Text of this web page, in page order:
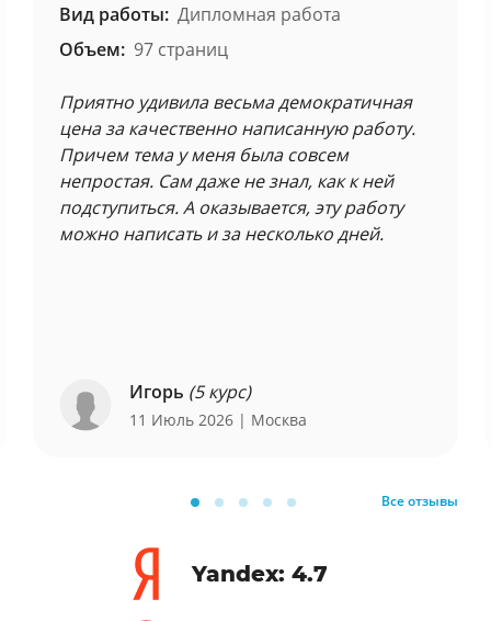
Вид работы: Дипломная работа
Объем: 97 страниц
Приятно удивила весьма демократичная
цена за качественно написанную работу.
Причем тема у меня была совсем
непростая. Сам даже не знал, как к ней
подступиться. А оказывается, эту работу
можно написать и за несколько дней.
Игорь (5 курс)
11 Июль 2026 | Москва
Все отзывы
Yandex: 4.7